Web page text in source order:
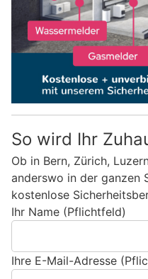
So wird Ihr
Ob in Bern, Zürich,
anderswo in der ganzen
kostenlose
Ihr Name (Pflichtfeld)
Ihre E-Mail-Adresse